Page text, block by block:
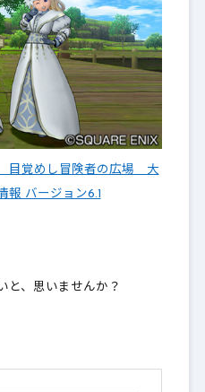
目覚めし冒険者の広場 大
報 バージョン6.1
と、思いませんか？